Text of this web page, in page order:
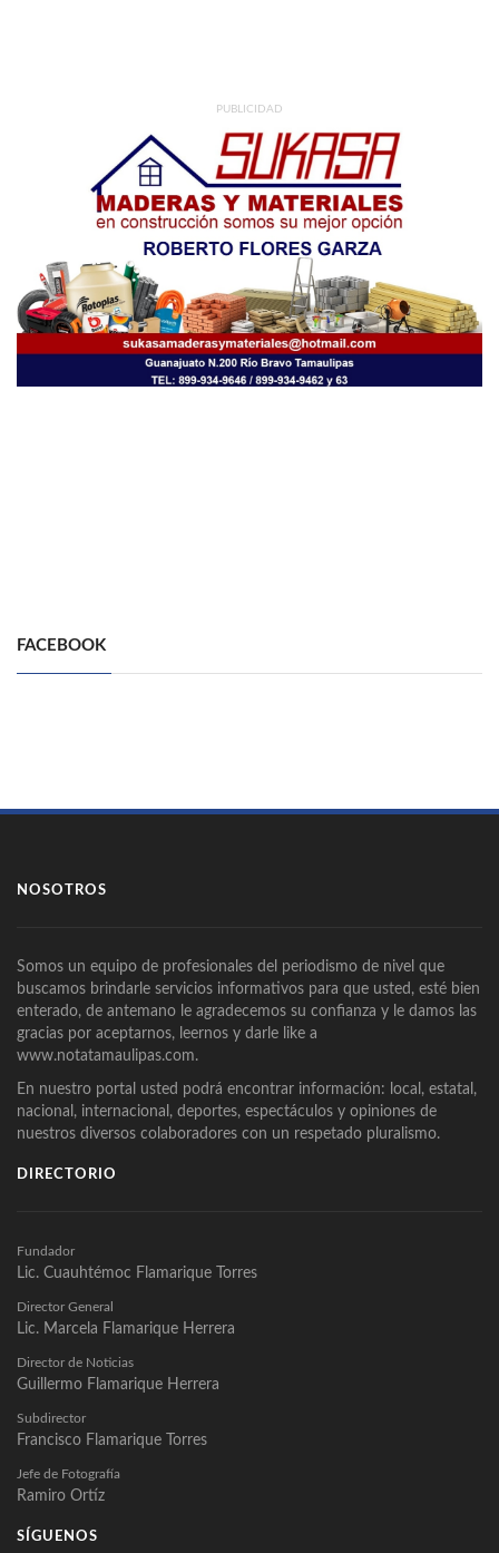
PUBLICIDAD
FACEBOOK
NOSOTROS
Somos un equipo de profesionales del periodismo de nivel que
buscamos brindarle servicios informativos para que usted, esté bien
enterado, de antemano le agradecemos su confianza y le damos las
gracias por aceptarnos, leernos y darle like a
www.notatamaulipas.com.
En nuestro portal usted podrá encontrar información: local, estatal,
nacional, internacional, deportes, espectáculos y opiniones de
nuestros diversos colaboradores con un respetado pluralismo.
DIRECTORIO
Fundador
Lic. Cuauhtémoc Flamarique Torres
Director General
Lic. Marcela Flamarique Herrera
Director de Noticias
Guillermo Flamarique Herrera
Subdirector
Francisco Flamarique Torres
Jefe de Fotografía
Ramiro Ortíz
SÍGUENOS